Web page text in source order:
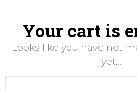
Your cart is
Looks like you have not
yet...